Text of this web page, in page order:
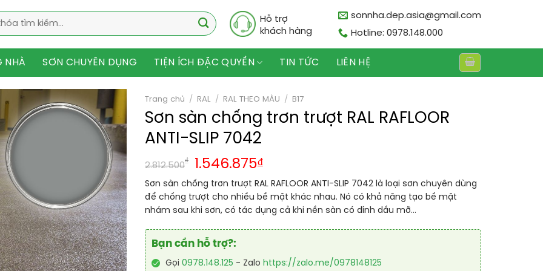
Hỗ trợ
khách hàng
sonnha.dep.asia@gmail.com
Hotline: 0978.148.000
NHÀ SƠN CHUYÊN DỤNG TIỆN ÍCH ĐẶC QUYỀN TIN TỨC LIÊN HỆ
Trang chủ / RAL / RAL THEO MÀU / B17
Sơn sàn chống trơn trượt RAL RAFLOOR
ANTI-SLIP 7042
2.812.500
₫ 1.546.875₫
Sơn sàn chống trơn trượt RAL RAFLOOR ANTI-SLIP 7042 là loại sơn chuyên dùng
để chống trượt cho nhiều bề mặt khác nhau. Nó có khả năng tạo bề mặt
nhám sau khi sơn, có tác dụng cả khi nền sàn có dính dầu mỡ…
Bạn cần hỗ trợ?:
Gọi 0978.148.125 - Zalo https://zalo.me/0978148125